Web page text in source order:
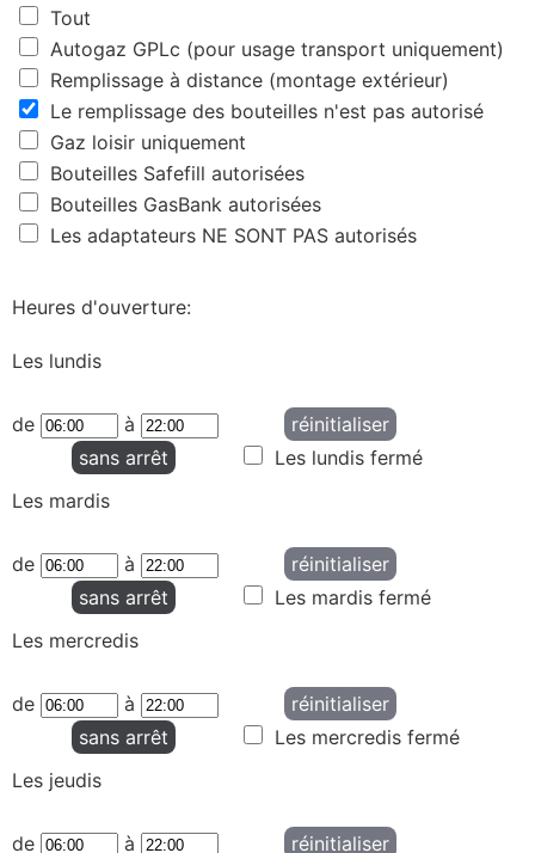
Tout
Autogaz GPLc (pour usage transport uniquement)
Remplissage à distance (montage extérieur)
Le remplissage des bouteilles n'est pas autorisé
Gaz loisir uniquement
Bouteilles Safefill autorisées
Bouteilles GasBank autorisées
Les adaptateurs NE SONT PAS autorisés
Heures d'ouverture:
Les lundis
de à
réinitialiser
sans arrêt
Les lundis fermé
Les mardis
de à
réinitialiser
sans arrêt
Les mardis fermé
Les mercredis
de à
réinitialiser
sans arrêt
Les mercredis fermé
Les jeudis
de à
réinitialiser